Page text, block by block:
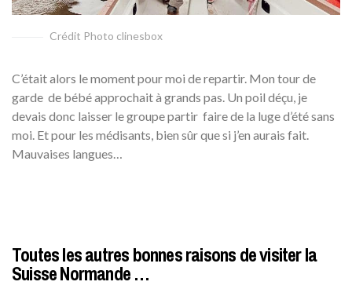
Crédit Photo clinesbox
C’était alors le moment pour moi de repartir. Mon tour de
garde de bébé approchait à grands pas. Un poil déçu, je
devais donc laisser le groupe partir faire de la luge d’été sans
moi. Et pour les médisants, bien sûr que si j’en aurais fait.
Mauvaises langues…
Toutes les autres bonnes raisons de visiter la
Suisse Normande …